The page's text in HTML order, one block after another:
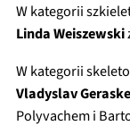
W kategorii
Linda Weiszewski
W kategorii
Vladyslav
Polyvachem i